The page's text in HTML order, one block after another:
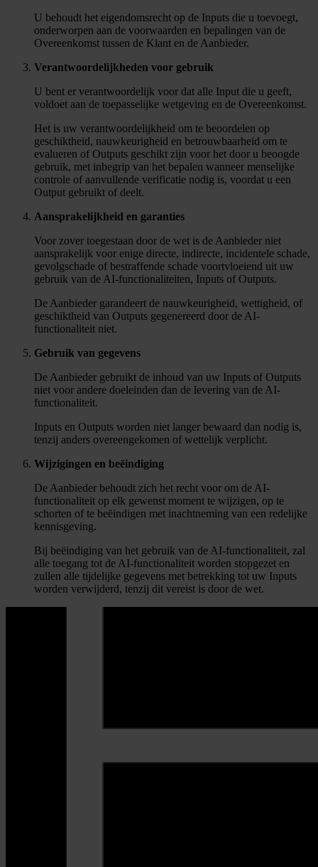
U behoudt het eigendomsrecht op de Inputs die u toevoegt,
onderworpen aan de voorwaarden en bepalingen van de
Overeenkomst tussen de Klant en de Aanbieder.
Verantwoordelijkheden voor gebruik
U bent er verantwoordelijk voor dat alle Input die u geeft,
voldoet aan de toepasselijke wetgeving en de Overeenkomst.
Het is uw verantwoordelijkheid om te beoordelen op
geschiktheid, nauwkeurigheid en betrouwbaarheid om te
evalueren of Outputs geschikt zijn voor het door u beoogde
gebruik, met inbegrip van het bepalen wanneer menselijke
controle of aanvullende verificatie nodig is, voordat u een
Output gebruikt of deelt.
Aansprakelijkheid en garanties
Voor zover toegestaan door de wet is de Aanbieder niet
aansprakelijk voor enige directe, indirecte, incidentele schade,
gevolgschade of bestraffende schade voortvloeiend uit uw
gebruik van de AI-functionaliteiten, Inputs of Outputs.
De Aanbieder garandeert de nauwkeurigheid, wettigheid, of
geschiktheid van Outputs gegenereerd door de AI-
functionaliteit niet.
Gebruik van gegevens
De Aanbieder gebruikt de inhoud van uw Inputs of Outputs
niet voor andere doeleinden dan de levering van de AI-
functionaliteit.
Inputs en Outputs worden niet langer bewaard dan nodig is,
tenzij anders overeengekomen of wettelijk verplicht.
Wijzigingen en beëindiging
De Aanbieder behoudt zich het recht voor om de AI-
functionaliteit op elk gewenst moment te wijzigen, op te
schorten of te beëindigen met inachtneming van een redelijke
kennisgeving.
Bij beëindiging van het gebruik van de AI-functionaliteit, zal
alle toegang tot de AI-functionaliteit worden stopgezet en
zullen alle tijdelijke gegevens met betrekking tot uw Inputs
worden verwijderd, tenzij dit vereist is door de wet.